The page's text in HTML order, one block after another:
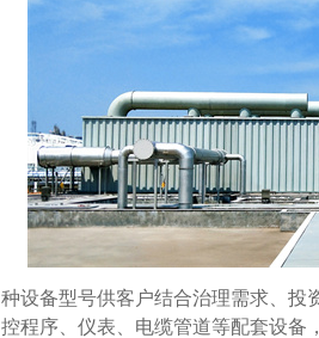
设备型号供客户结合治理需求、
程序、仪表、电缆管道等配套设